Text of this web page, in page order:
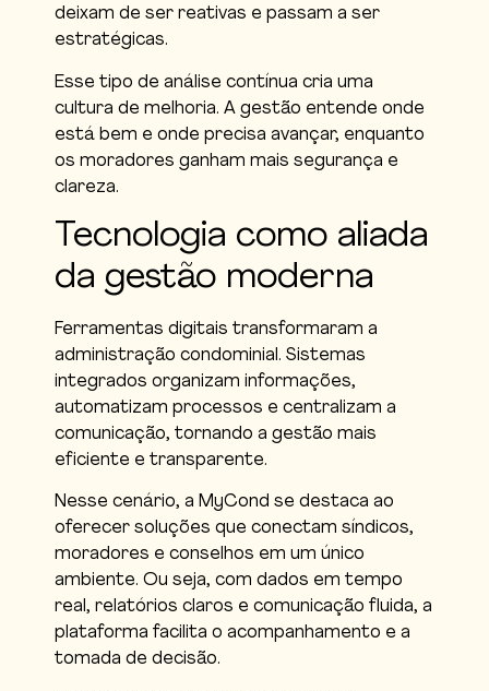
deixam de ser reativas e passam a ser
estratégicas.
Esse tipo de análise contínua cria uma
cultura de melhoria. A gestão entende onde
está bem e onde precisa avançar, enquanto
os moradores ganham mais segurança e
clareza.
Tecnologia como aliada
da gestão moderna
Ferramentas digitais transformaram a
administração condominial. Sistemas
integrados organizam informações,
automatizam processos e centralizam a
comunicação, tornando a gestão mais
eficiente e transparente.
Nesse cenário, a MyCond se destaca ao
oferecer soluções que conectam síndicos,
moradores e conselhos em um único
ambiente. Ou seja, com dados em tempo
real, relatórios claros e comunicação fluida, a
plataforma facilita o acompanhamento e a
tomada de decisão.